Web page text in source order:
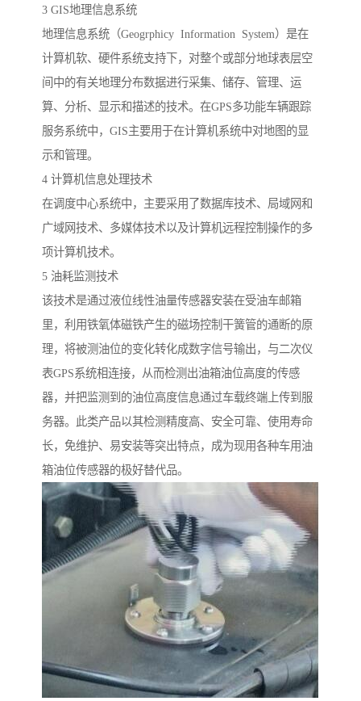
3 GIS地理信息系统
地理信息系统（Geogrphicy Information System）是在
计算机软、硬件系统支持下，对整个或部分地球表层空
间中的有关地理分布数据进行采集、储存、管理、运
算、分析、显示和描述的技术。在GPS多功能车辆跟踪
服务系统中，GIS主要用于在计算机系统中对地图的显
示和管理。
4 计算机信息处理技术
在调度中心系统中，主要采用了数据库技术、局域网和
广域网技术、多媒体技术以及计算机远程控制操作的多
项计算机技术。
5 油耗监测技术
该技术是通过液位线性油量传感器安装在受油车邮箱
里，利用铁氧体磁铁产生的磁场控制干簧管的通断的原
理，将被测油位的变化转化成数字信号输出，与二次仪
表GPS系统相连接，从而检测出油箱油位高度的传感
器，并把监测到的油位高度信息通过车载终端上传到服
务器。此类产品以其检测精度高、安全可靠、使用寿命
长，免维护、易安装等突出特点，成为现用各种车用油
箱油位传感器的极好替代品。